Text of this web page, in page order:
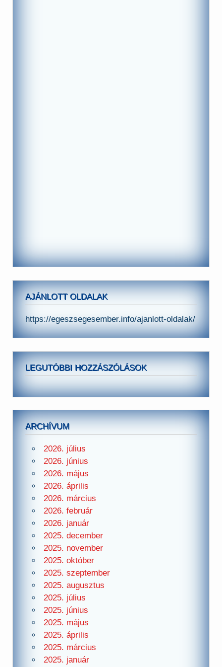
AJÁNLOTT OLDALAK
https://egeszsegesember.info/ajanlott-oldalak/
LEGUTÓBBI HOZZÁSZÓLÁSOK
ARCHÍVUM
2026. július
2026. június
2026. május
2026. április
2026. március
2026. február
2026. január
2025. december
2025. november
2025. október
2025. szeptember
2025. augusztus
2025. július
2025. június
2025. május
2025. április
2025. március
2025. január